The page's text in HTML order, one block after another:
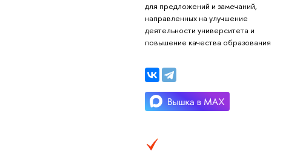
для предложений и замечаний,
направленных на улучшение
деятельности университета и
повышение качества образования